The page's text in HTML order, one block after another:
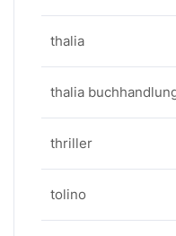
thalia
thalia
thriller
tolino